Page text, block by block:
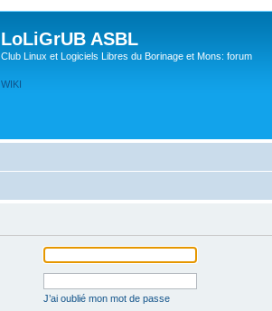
LoLiGrUB ASBL
Club Linux et Logiciels Libres du Borinage et Mons: forum
WIKI
J’ai oublié mon mot de passe